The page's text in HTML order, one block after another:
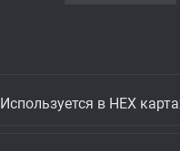
Используется в HEX